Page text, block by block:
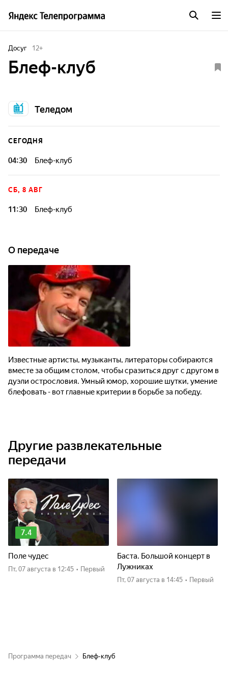
Досуг 12+
Блеф-клуб
Теледом
СЕГОДНЯ
04:30 Блеф-клуб
СБ, 8 АВГ
11:30 Блеф-клуб
О передаче
Известные артисты, музыканты, литераторы собираются
вместе за общим столом, чтобы сразиться друг с другом в
дуэли острословия. Умный юмор, хорошие шутки, умение
блефовать - вот главные критерии в борьбе за победу.
Другие развлекательные
передачи
7.4
Поле чудес
пт, 07 августа в 12:45 • Первый
Баста. Большой концерт в
Лужниках
пт, 07 августа в 14:45 • Первый
Программа передач Блеф-клуб